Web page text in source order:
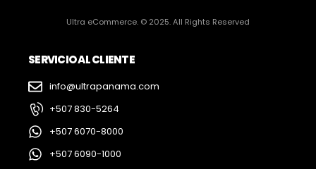
Ultra eCommerce. © 2025. All Rights Reserved
SERVICIO AL CLIENTE
info@ultrapanama.com
+507 830-5264
+507 6070-8000
+507 6090-1000